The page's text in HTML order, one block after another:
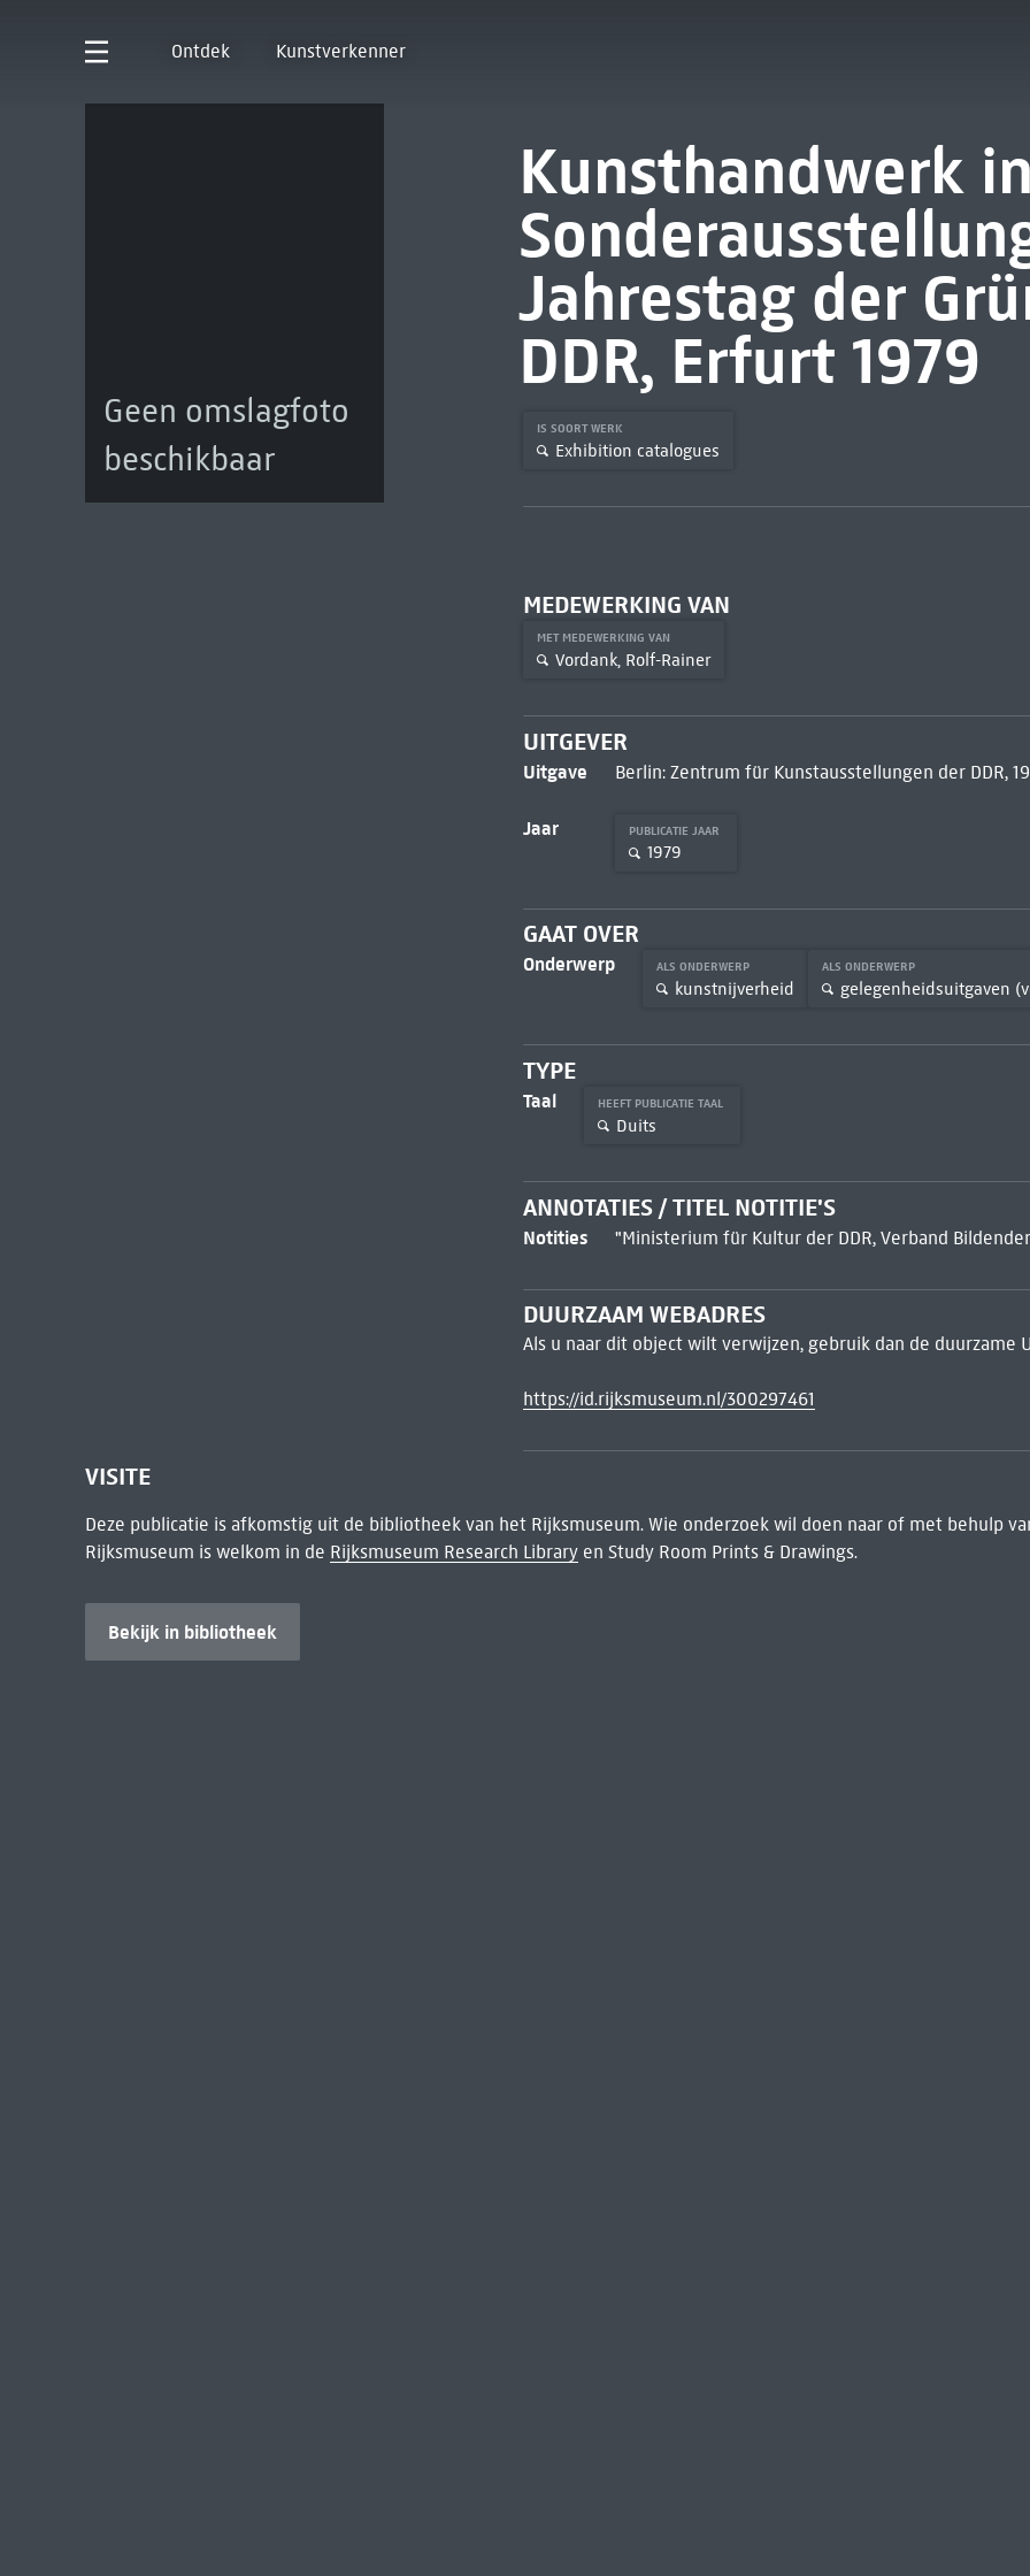
Ontdek Kunstverkenner
Geen omslagfoto
beschikbaar
Kunsthandwerk
Jahrestag der
DDR, Erfurt 1979
IS SOORT WERK
Exhibition catalogues
MEDEWERKING VAN
MET MEDEWERKING VAN
Vordank, Rolf-Rainer
UITGEVER
Uitgave Berlin: Zentrum für Kunstausstellungen der DDR,
Jaar PUBLICATIE JAAR
1979
GAAT OVER
Onderwerp ALS ONDERWERP
kunstnijverheid
ALS ONDERWERP
gelegenheidsuitgaven
TYPE
Taal HEEFT PUBLICATIE TAAL
Duits
ANNOTATIES / TITEL NOTITIE'S
Notities "Ministerium für Kultur der DDR, Verband
DUURZAAM WEBADRES
Als u naar dit object wilt verwijzen, gebruik dan de duurzame
https://id.rijksmuseum.nl/300297461
VISITE
Deze publicatie is afkomstig uit de bibliotheek van het Rijksmuseum. Wie onderzoek wil doen naar of met behulp
Rijksmuseum is welkom in de Rijksmuseum Research Libraryen Study Room Prints & Drawings.
Bekijk in bibliotheek